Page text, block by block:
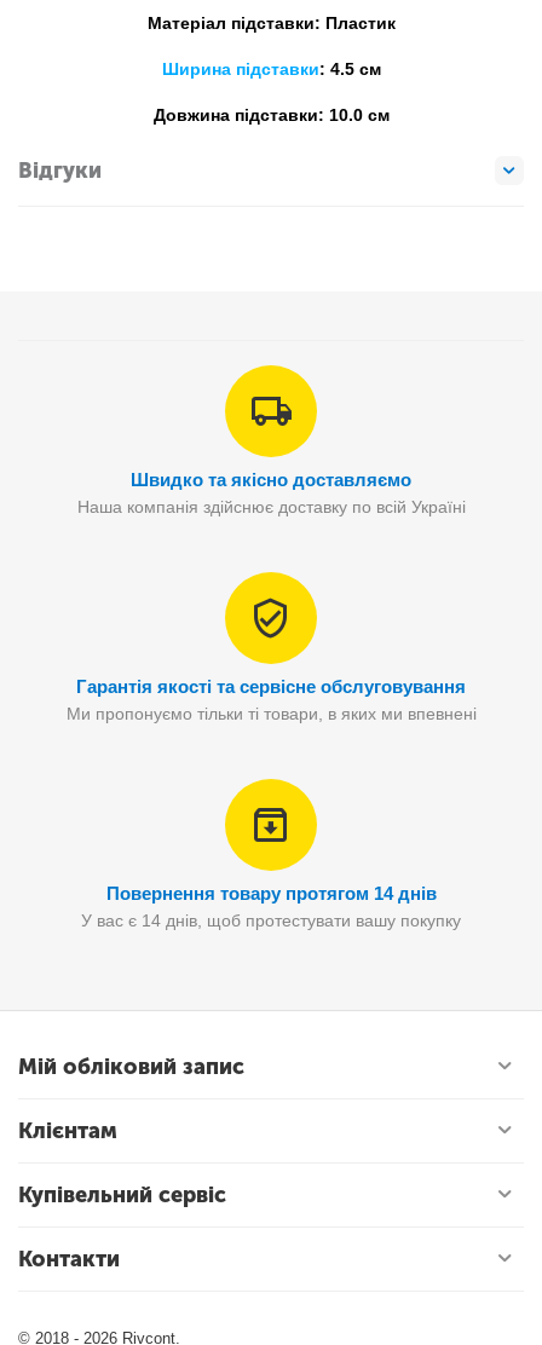
Матеріал підставки: Пластик
Ширина підставки: 4.5 см
Довжина підставки: 10.0 см
Відгуки
Швидко та якісно доставляємо
Наша компанія здійснює доставку по всій Україні
Гарантія якості та сервісне обслуговування
Ми пропонуємо тільки ті товари, в яких ми впевнені
Повернення товару протягом 14 днів
У вас є 14 днів, щоб протестувати вашу покупку
Мій обліковий запис
Клієнтам
Купівельний сервіс
Контакти
© 2018 - 2026 Rivcont.